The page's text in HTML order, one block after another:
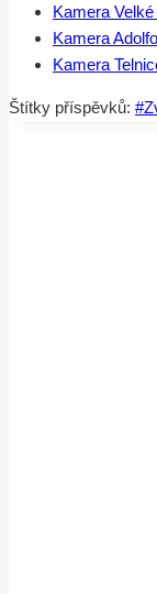
Kamera
Kamera
Kamera
Štítky příspěvků: #